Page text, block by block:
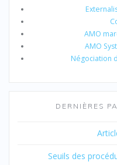
AMO
AMO
Négociation
DERNIÈRES
Seuils des